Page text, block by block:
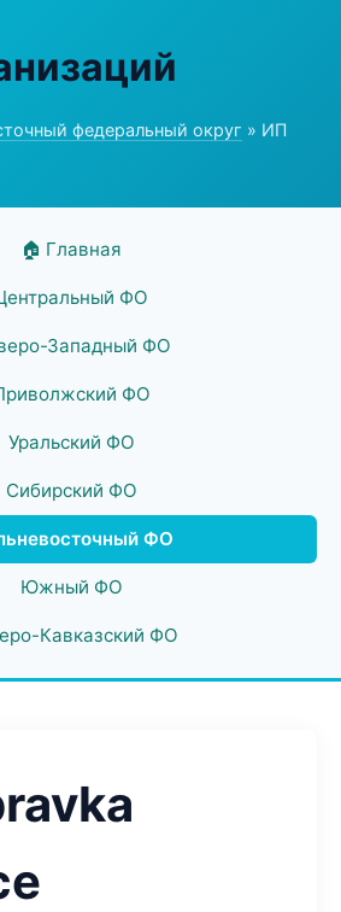
федеральный округ » ИП
🏠 Главная
ФО
Западный ФО
ФО
Уральский ФО
Сибирский ФО
ФО
Южный ФО
Кавказский ФО